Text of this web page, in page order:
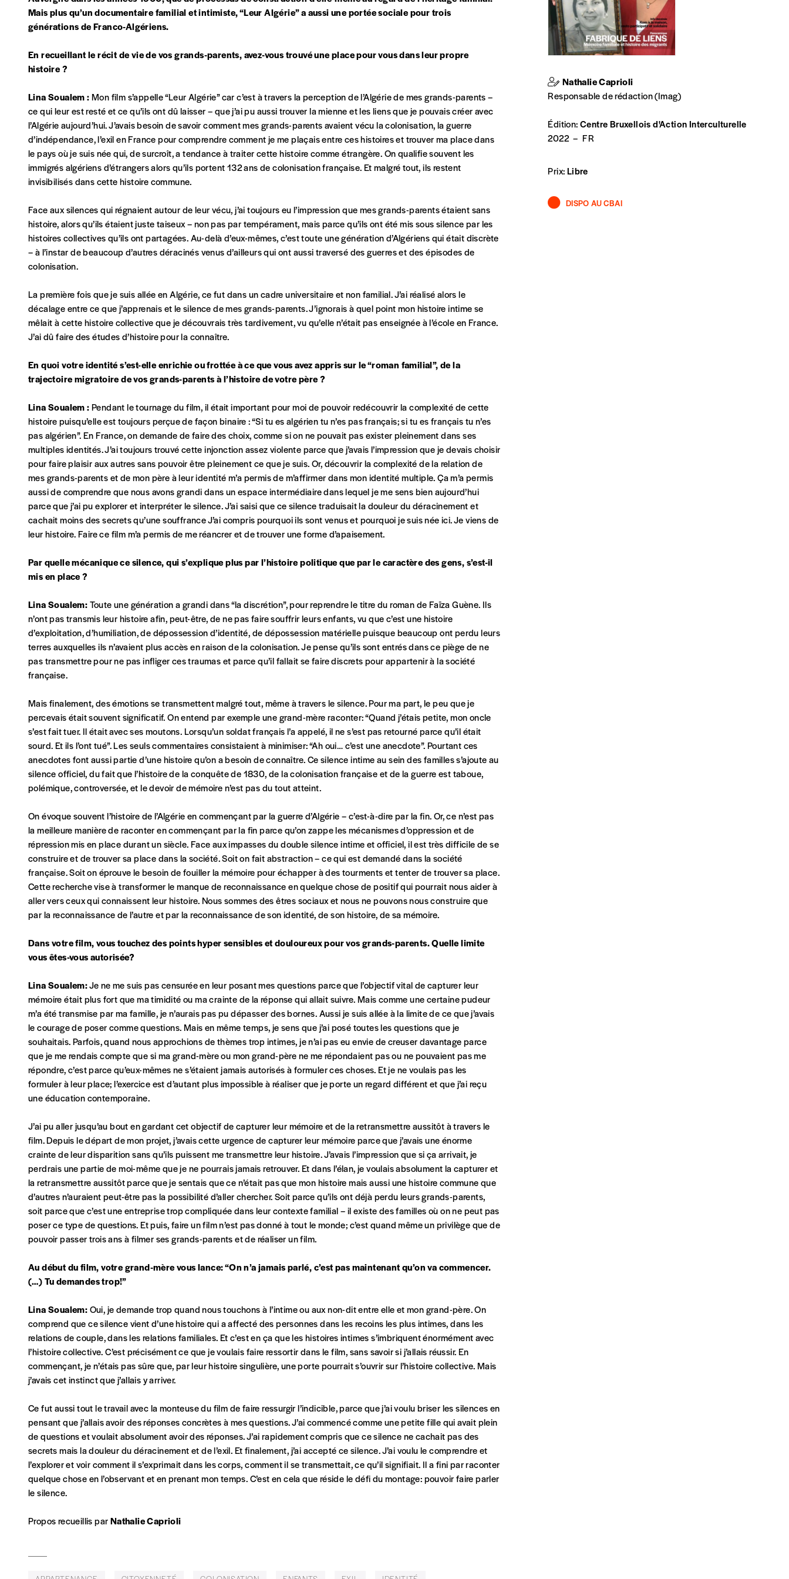
Les mots de passe ne correspondent pas
*champs obligatoires
la mention “participation Imag”.
NB: Vous pouvez choisir de participer financièrement à tout moment, même après avoir reçu plusieurs numéros. Ce paiement n’est pas indispensable. Il marque votre volonté de
soutenir nos activités.
NOS FORMULES
Abonnement
1 an = 5 numéros
20€*/an
*Prix indicatif, frais de port inclus
Par numéro
*Prix indicatif, frais de port inclus
Format papier (livraison uniquement en Belgique)
Format numérique
Je commande au numéro
AJOUTER
Édition numérique
AJOUTER
Offre découverte
Vous souhaitez découvrirImag? Nous vous offrons les deux derniers numéros publiés.
Je souhaite bénéficier de l’offre découverte
Cadeau
Faites découvrir l'Imagà un·e ami·e et offrez-lui un abonnement ou numéro au choix.
J’offre un abonnement (5 numéros)
J’offre le(s) numéro(s)
Vos coordonnées
Prénom * Nom *
Organisation TVA
Téléphone E-mail *
Rue
Code postal
Pays
n°
Localité
Je souhaite recevoir une facture
J’ai lu et j’accepte votre politique de confidentialité*
Lire notrepolitique de protection des données personnelles (RGPD)
Ajouter un message (facultatif)
Mais plus qu’un documentaire familial et intimiste, “Leur Algérie” a aussi une portée sociale pour trois
générations de Franco-Algériens.
En recueillant le récit de vie de vos grands-parents, avez-vous trouvé une place pour vous dans leur propre
histoire ?
Lina Soualem :Mon film s’appelle “Leur Algérie” car c’est à travers la perception de l’Algérie de mes grands-parents –
ce qui leur est resté et ce qu’ils ont dû laisser – que j’ai pu aussi trouver la mienne et les liens que je pouvais créer avec
l’Algérie aujourd’hui. J’avais besoin de savoir comment mes grands-parents avaient vécu la colonisation, la guerre
d’indépendance, l’exil en France pour comprendre comment je me plaçais entre ces histoires et trouver ma place dans
le pays où je suis née qui, de surcroît, a tendance à traiter cette histoire comme étrangère. On qualifie souvent les
immigrés algériens d’étrangers alors qu’ils portent 132 ans de colonisation française. Et malgré tout, ils restent
invisibilisés dans cette histoire commune.
Face aux silences qui régnaient autour de leur vécu, j’ai toujours eu l’impression que mes grands-parents étaient sans
histoire, alors qu’ils étaient juste taiseux – non pas par tempérament, mais parce qu’ils ont été mis sous silence par les
histoires collectives qu’ils ont partagées. Au-delà d’eux-mêmes, c’est toute une génération d’Algériens qui était discrète
– à l’instar de beaucoup d’autres déracinés venus d’ailleurs qui ont aussi traversé des guerres et des épisodes de
colonisation.
La première fois que je suis allée en Algérie, ce fut dans un cadre universitaire et non familial. J’ai réalisé alors le
décalage entre ce que j’apprenais et le silence de mes grands-parents. J’ignorais à quel point mon histoire intime se
mêlait à cette histoire collective que je découvrais très tardivement, vu qu’elle n’était pas enseignée à l’école en France.
J’ai dû faire des études d’histoire pour la connaître.
En quoi votre identité s’est-elle enrichie ou frottée à ce que vous avez appris sur le “roman familial”, de la
trajectoire migratoire de vos grands-parents à l’histoire de votre père ?
Lina Soualem :Pendant le tournage du film, il était important pour moi de pouvoir redécouvrir la complexité de cette
histoire puisqu’elle est toujours perçue de façon binaire : “Si tu es algérien tu n’es pas français; si tu es français tu n’es
pas algérien”. En France, on demande de faire des choix, comme si on ne pouvait pas exister pleinement dans ses
multiples identités. J’ai toujours trouvé cette injonction assez violente parce que j’avais l’impression que je devais choisir
pour faire plaisir aux autres sans pouvoir être pleinement ce que je suis. Or, découvrir la complexité de la relation de
mes grands-parents et de mon père à leur identité m’a permis de m’affirmer dans mon identité multiple. Ça m’a permis
aussi de comprendre que nous avons grandi dans un espace intermédiaire dans lequel je me sens bien aujourd’hui
parce que j’ai pu explorer et interpréter le silence. J’ai saisi que ce silence traduisait la douleur du déracinement et
cachait moins des secrets qu’une souffrance J’ai compris pourquoi ils sont venus et pourquoi je suis née ici. Je viens de
leur histoire. Faire ce film m’a permis de me réancrer et de trouver une forme d’apaisement.
Par quelle mécanique ce silence, qui s’explique plus par l’histoire politique que par le caractère des gens, s’est-il
mis en place ?
Lina Soualem:Toute une génération a grandi dans “la discrétion”, pour reprendre le titre du roman de Faïza Guène. Ils
n’ont pas transmis leur histoire afin, peut-être, de ne pas faire souffrir leurs enfants, vu que c’est une histoire
d’exploitation, d’humiliation, de dépossession d’identité, de dépossession matérielle puisque beaucoup ont perdu leurs
terres auxquelles ils n’avaient plus accès en raison de la colonisation. Je pense qu’ils sont entrés dans ce piège de ne
pas transmettre pour ne pas infliger ces traumas et parce qu’il fallait se faire discrets pour appartenir à la société
française.
Mais finalement, des émotions se transmettent malgré tout, même à travers le silence. Pour ma part, le peu que je
percevais était souvent significatif. On entend par exemple une grand-mère raconter: “Quand j’étais petite, mon oncle
s’est fait tuer. Il était avec ses moutons. Lorsqu’un soldat français l’a appelé, il ne s’est pas retourné parce qu’il était
sourd. Et ils l’ont tué”. Les seuls commentaires consistaient à minimiser: “Ah oui… c’est une anecdote”. Pourtant ces
anecdotes font aussi partie d’une histoire qu’on a besoin de connaître. Ce silence intime au sein des familles s’ajoute au
silence officiel, du fait que l’histoire de la conquête de 1830, de la colonisation française et de la guerre est taboue,
polémique, controversée, et le devoir de mémoire n’est pas du tout atteint.
On évoque souvent l’histoire de l’Algérie en commençant par la guerre d’Algérie – c’est-à-dire par la fin. Or, ce n’est pas
la meilleure manière de raconter en commençant par la fin parce qu’on zappe les mécanismes d’oppression et de
répression mis en place durant un siècle. Face aux impasses du double silence intime et officiel, il est très difficile de se
construire et de trouver sa place dans la société. Soit on fait abstraction – ce qui est demandé dans la société
française. Soit on éprouve le besoin de fouiller la mémoire pour échapper à des tourments et tenter de trouver sa place.
Cette recherche vise à transformer le manque de reconnaissance en quelque chose de positif qui pourrait nous aider à
aller vers ceux qui connaissent leur histoire. Nous sommes des êtres sociaux et nous ne pouvons nous construire que
par la reconnaissance de l’autre et par la reconnaissance de son identité, de son histoire, de sa mémoire.
Dans votre film, vous touchez des points hyper sensibles et douloureux pour vos grands-parents. Quelle limite
vous êtes-vous autorisée?
Lina Soualem:Je ne me suis pas censurée en leur posant mes questions parce que l’objectif vital de capturer leur
mémoire était plus fort que ma timidité ou ma crainte de la réponse qui allait suivre. Mais comme une certaine pudeur
m’a été transmise par ma famille, je n’aurais pas pu dépasser des bornes. Aussi je suis allée à la limite de ce que j’avais
le courage de poser comme questions. Mais en même temps, je sens que j’ai posé toutes les questions que je
souhaitais. Parfois, quand nous approchions de thèmes trop intimes, je n’ai pas eu envie de creuser davantage parce
que je me rendais compte que si ma grand-mère ou mon grand-père ne me répondaient pas ou ne pouvaient pas me
répondre, c’est parce qu’eux-mêmes ne s’étaient jamais autorisés à formuler ces choses. Et je ne voulais pas les
formuler à leur place; l’exercice est d’autant plus impossible à réaliser que je porte un regard différent et que j’ai reçu
une éducation contemporaine.
J’ai pu aller jusqu’au bout en gardant cet objectif de capturer leur mémoire et de la retransmettre aussitôt à travers le
film. Depuis le départ de mon projet, j’avais cette urgence de capturer leur mémoire parce que j’avais une énorme
crainte de leur disparition sans qu’ils puissent me transmettre leur histoire. J’avais l’impression que si ça arrivait, je
perdrais une partie de moi-même que je ne pourrais jamais retrouver. Et dans l’élan, je voulais absolument la capturer et
la retransmettre aussitôt parce que je sentais que ce n’était pas que mon histoire mais aussi une histoire commune que
d’autres n’auraient peut-être pas la possibilité d’aller chercher. Soit parce qu’ils ont déjà perdu leurs grands-parents,
soit parce que c’est une entreprise trop compliquée dans leur contexte familial – il existe des familles où on ne peut pas
poser ce type de questions. Et puis, faire un film n’est pas donné à tout le monde; c’est quand même un privilège que de
pouvoir passer trois ans à filmer ses grands-parents et de réaliser un film.
Au début du film, votre grand-mère vous lance: “On n’a jamais parlé, c’est pas maintenant qu’on va commencer.
(…) Tu demandes trop!”
Lina Soualem:Oui, je demande trop quand nous touchons à l’intime ou aux non-dit entre elle et mon grand-père. On
comprend que ce silence vient d’une histoire qui a affecté des personnes dans les recoins les plus intimes, dans les
relations de couple, dans les relations familiales. Et c’est en ça que les histoires intimes s’imbriquent énormément avec
l’histoire collective. C’est précisément ce que je voulais faire ressortir dans le film, sans savoir si j’allais réussir. En
commençant, je n’étais pas sûre que, par leur histoire singulière, une porte pourrait s’ouvrir sur l’histoire collective. Mais
j’avais cet instinct que j’allais y arriver.
Ce fut aussi tout le travail avec la monteuse du film de faire ressurgir l’indicible, parce que j’ai voulu briser les silences en
pensant que j’allais avoir des réponses concrètes à mes questions. J’ai commencé comme une petite fille qui avait plein
de questions et voulait absolument avoir des réponses. J’ai rapidement compris que ce silence ne cachait pas des
secrets mais la douleur du déracinement et de l’exil. Et finalement, j’ai accepté ce silence. J’ai voulu le comprendre et
l’explorer et voir comment il s’exprimait dans les corps, comment il se transmettait, ce qu’il signifiait. Il a fini par raconter
quelque chose en l’observant et en prenant mon temps. C’est en cela que réside le défi du montage: pouvoir faire parler
le silence.
Propos recueillis parNathalie Caprioli
Nathalie Caprioli
Responsable de rédaction (Imag)
Édition:Centre Bruxellois d'Action Interculturelle
2022 – FR
Prix:Libre
DISPO AU CBAI